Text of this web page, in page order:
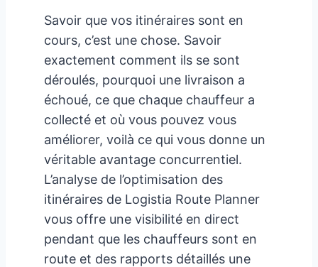
Savoir que vos itinéraires sont en
cours, c’est une chose. Savoir
exactement comment ils se sont
déroulés, pourquoi une livraison a
échoué, ce que chaque chauffeur a
collecté et où vous pouvez vous
améliorer, voilà ce qui vous donne un
véritable avantage concurrentiel.
L’analyse de l’optimisation des
itinéraires de Logistia Route Planner
vous offre une visibilité en direct
pendant que les chauffeurs sont en
route et des rapports détaillés une